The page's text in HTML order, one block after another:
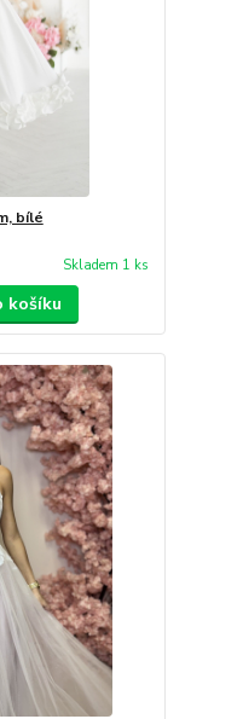
bílé
Skladem 1 ks
košíku